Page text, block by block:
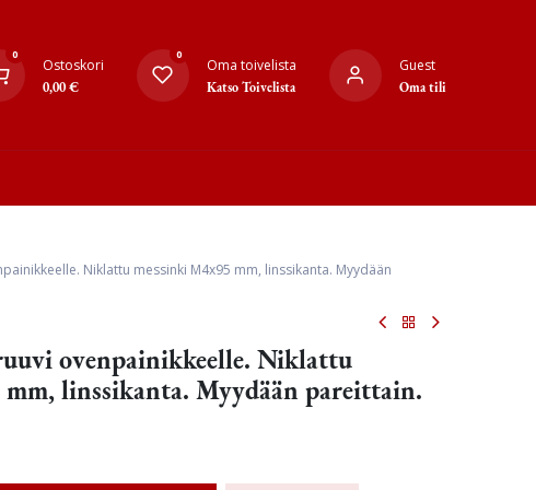
0
Ostoskori
0,00€
0
Oma toivelista
Katso Toivelista
Guest
Oma tili
Niklattu messinki M4x95 mm, linssikanta. Myydään
ovenpainikkeelle. Niklattu
linssikanta. Myydään pareittain.